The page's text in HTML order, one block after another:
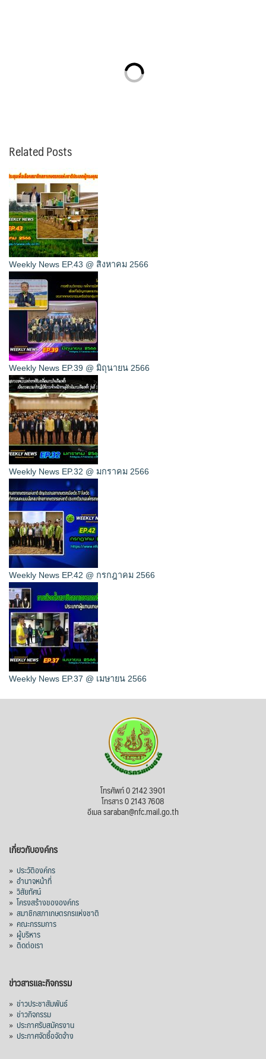
Related Posts
Weekly News EP.43 @ สิงหาคม 2566
Weekly News EP.39 @ มิถุนายน 2566
Weekly News EP.32 @ มกราคม 2566
Weekly News EP.42 @ กรกฎาคม 2566
Weekly News EP.37 @ เมษายน 2566
โทรศัพท์ 0 2142 3901
โทรสาร 0 2143 7608
อีเมล saraban@nfc.mail.go.th
เกี่ยวกับองค์กร
» ประวัติองค์กร
» อำนาจหน้าที่
» วิสัยทัศน์
» โครงสร้างขององค์กร
» สมาชิกสภาเกษตรกรแห่งชาติ
» คณะกรรมการ
» ผู้บริหาร
» ติดต่อเรา
ข่าวสารและกิจกรรม
» ข่าวประชาสัมพันธ์
» ข่าวกิจกรรม
» ประกาศรับสมัครงาน
» ประกาศจัดซื้อจัดจ้าง